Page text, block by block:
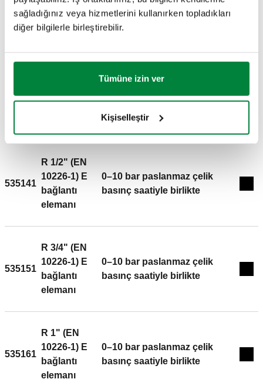
sağladığınız veya hizmetlerini kullanırken topladıkları
diğer bilgilerle birleştirebilir.
Tümüne izin ver
Kişiselleştir
sıcaklığı: 2–40 °C. Ayar basınç aralığı: 1–6 bar. filtre ağ
boyutu: 0,28 mm. Materyal: ottone "low lead".
535150
10226-1) E
bağlantı
elemanı
1/4” F basınç saati
bağlantısıyla
535160
bağlantı
bağlantısıyla
535141
R 1/2" (EN
10226-1) E
bağlantı
elemanı
0–10 bar paslanmaz çelik
basınç saatiyle birlikte
535151
R 3/4" (EN
10226-1) E
bağlantı
elemanı
0–10 bar paslanmaz çelik
basınç saatiyle birlikte
535161
R 1" (EN
10226-1) E
bağlantı
elemanı
0–10 bar paslanmaz çelik
basınç saatiyle birlikte